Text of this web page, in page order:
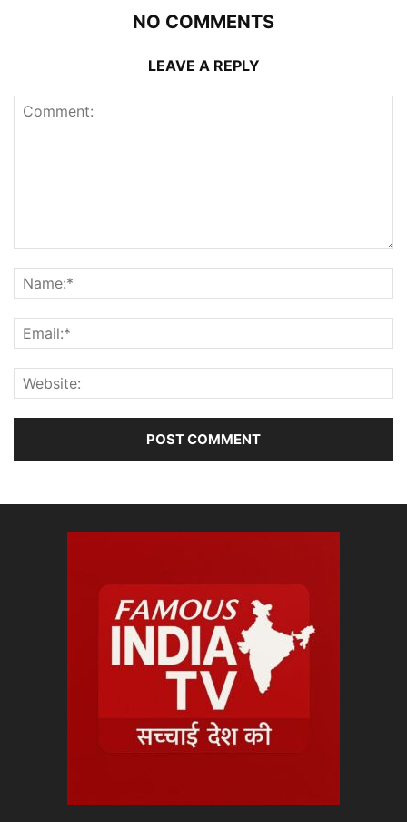
NO COMMENTS
LEAVE A REPLY